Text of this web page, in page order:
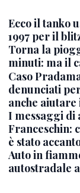
Ecco il tanko
1997 per il
Torna la
minuti: ma il
Caso
denunciati
anche
I messaggi di
Franceschin:
è stato
Auto in
autostradale